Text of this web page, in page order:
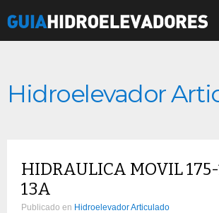
Hidroelevador
HIDRAULICA MOVIL
13A
Publicado en Hidroelevador Articulado